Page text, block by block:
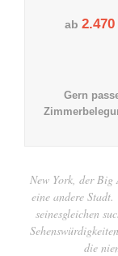
ab 2.470
Gern
New York, der Big
eine andere
seinesgleichen
die